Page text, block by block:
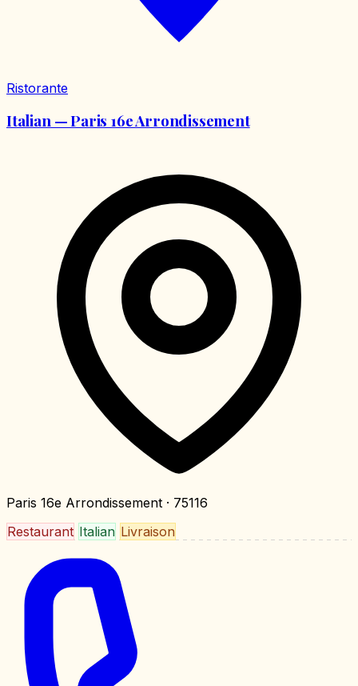
Ristorante
Italian — Paris 16e Arrondissement
Paris 16e Arrondissement · 75116
Restaurant Italian Livraison